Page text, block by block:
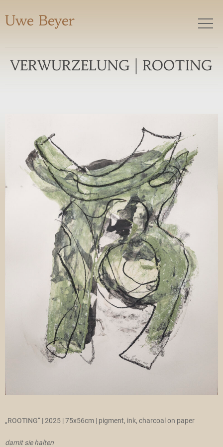
Uwe Beyer
VERWURZELUNG | ROOTING
„ROOTING“ | 2025 | 75x56cm | pigment, ink, charcoal on paper
damit sie halten